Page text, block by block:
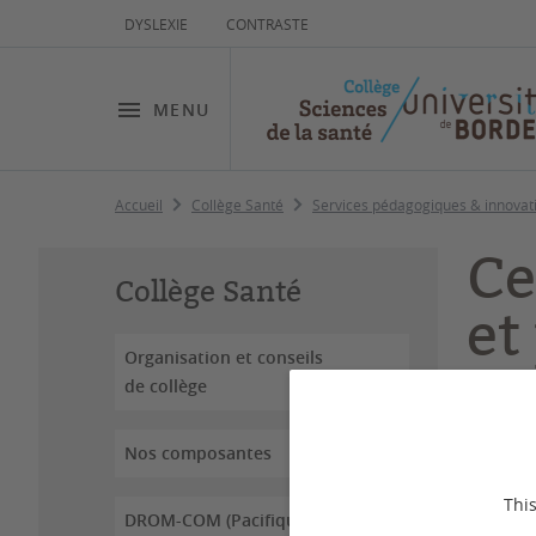
DYSLEXIE CONTRASTE
MENU
Accueil Collège Santé Services pédagogiques &
Collège Santé
Organisation et conseils
de collège
Nos composantes
DROM-COM (Pacifique
et
Le